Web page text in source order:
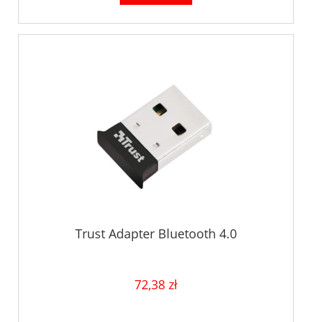
Trust Adapter Bluetooth 4.0
72,38 zł